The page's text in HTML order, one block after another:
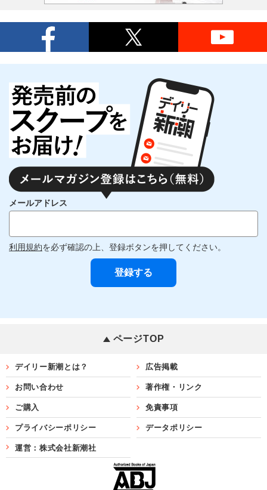
メールアドレス
利用規約を必ず確認の上、登録ボタンを押してください。
ページTOP
デイリー新潮とは？ 広告掲載
お問い合わせ 著作権・リンク
ご購入 免責事項
プライバシーポリシー データポリシー
運営：株式会社新潮社